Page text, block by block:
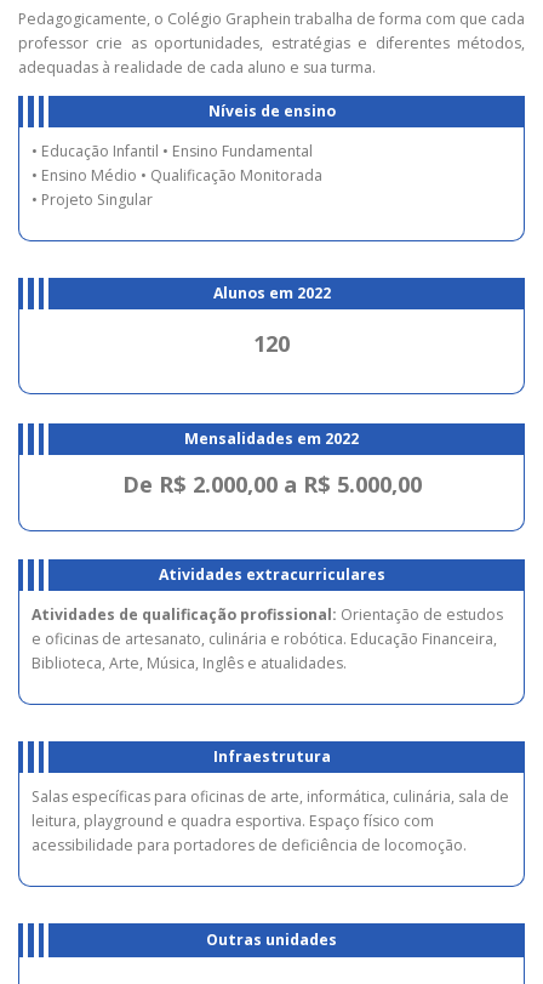
Pedagogicamente, o Colégio Graphein trabalha de forma com que cada
professor crie as oportunidades, estratégias e diferentes métodos,
adequadas à realidade de cada aluno e sua turma.
Níveis de ensino
• Educação Infantil • Ensino Fundamental
• Ensino Médio • Qualificação Monitorada
• Projeto Singular
Alunos em 2022
120
Mensalidades em 2022
De R$ 2.000,00 a R$ 5.000,00
Atividades extracurriculares
Atividades de qualificação profissional: Orientação de estudos
e oficinas de artesanato, culinária e robótica. Educação Financeira,
Biblioteca, Arte, Música, Inglês e atualidades.
Infraestrutura
Salas específicas para oficinas de arte, informática, culinária, sala de
leitura, playground e quadra esportiva. Espaço físico com
acessibilidade para portadores de deficiência de locomoção.
Outras unidades